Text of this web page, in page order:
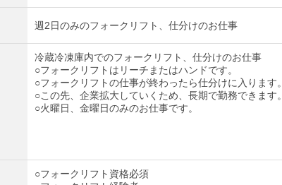
週2日のみのフォークリフト、仕分けのお仕事
冷蔵冷凍庫内でのフォークリフト、仕分けのお仕事
○フォークリフトはリーチまたはハンドです。
○フォークリフトの仕事が終わったら仕分けに入ります。
○この先、企業拡大していくため、長期で勤務できます。
○火曜日、金曜日のみのお仕事です。
○フォークリフト資格必須